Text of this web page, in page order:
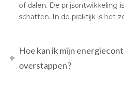
of dalen. De prijsontwikkeling
schatten. In de praktijk is het
Hoe kan ik mijn
overstappen?